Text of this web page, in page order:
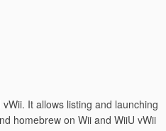
It allows listing and launching
homebrew on Wii and WiiU vWii